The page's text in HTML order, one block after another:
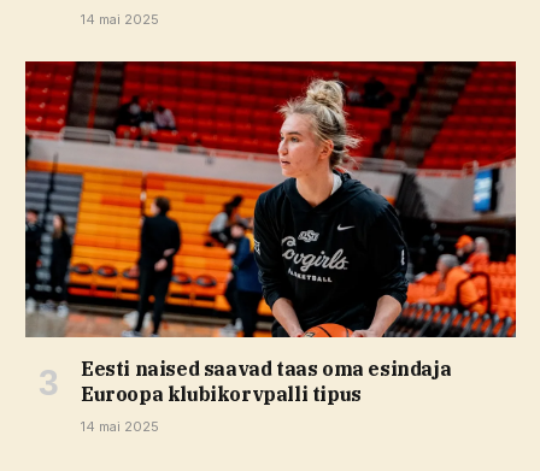
14 mai 2025
Eesti naised saavad taas oma esindaja
Euroopa klubikorvpalli tipus
14 mai 2025